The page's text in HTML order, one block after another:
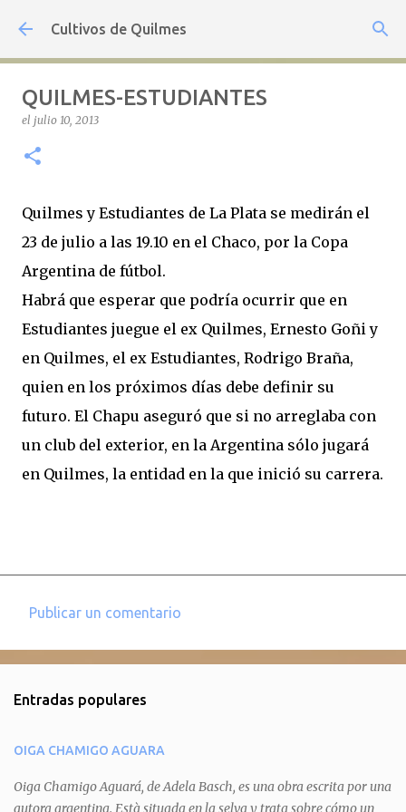
Ir al contenido principal
Cultivos de Quilmes
QUILMES-ESTUDIANTES
el julio 10, 2013
Quilmes y Estudiantes de La Plata se medirán el
23 de julio a las 19.10 en el Chaco, por la Copa
Argentina de fútbol.
Habrá que esperar que podría ocurrir que en
Estudiantes juegue el ex Quilmes, Ernesto Goñi y
en Quilmes, el ex Estudiantes, Rodrigo Braña,
quien en los próximos días debe definir su
futuro. El Chapu aseguró que si no arreglaba con
un club del exterior, en la Argentina sólo jugará
en Quilmes, la entidad en la que inició su carrera.
e
t
a
Publicar un comentario
Entradas populares
OIGA CHAMIGO AGUARA
Oiga Chamigo Aguará, de Adela Basch, es una obra escrita por una
autora argentina. Està situada en la selva y trata sobre cómo un